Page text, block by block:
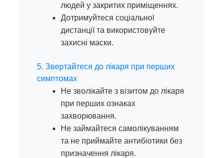
людей у закритих приміщеннях.
Дотримуйтеся соціальної
дистанції та використовуйте
захисні маски.
5. Звертайтеся до лікаря при перших
симптомах
Не зволікайте з візитом до лікаря
при перших ознаках
захворювання.
Не займайтеся самолікуванням
та не приймайте антибіотики без
призначення лікаря.